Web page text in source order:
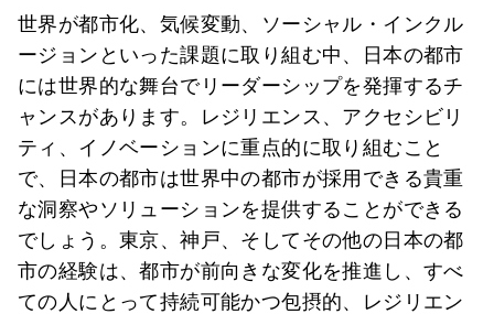
世界が都市化、気候変動、ソーシャル・インクル
ージョンといった課題に取り組む中、日本の都市
には世界的な舞台でリーダーシップを発揮するチ
ャンスがあります。レジリエンス、アクセシビリ
ティ、イノベーションに重点的に取り組むこと
で、日本の都市は世界中の都市が採用できる貴重
な洞察やソリューションを提供することができる
でしょう。東京、神戸、そしてその他の日本の都
市の経験は、都市が前向きな変化を推進し、すべ
ての人にとって持続可能かつ包摂的、レジリエン